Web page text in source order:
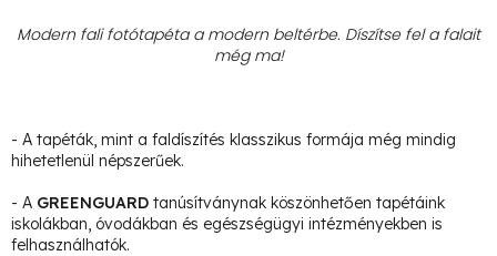
Modern fali fotótapéta a modern beltérbe. Díszítse fel a falait
még ma!
- A tapéták, mint a faldíszítés klasszikus formája még mindig
hihetetlenül népszerűek.
- A GREENGUARD tanúsítványnak köszönhetően tapétáink
iskolákban, óvodákban és egészségügyi intézményekben is
felhasználhatók.